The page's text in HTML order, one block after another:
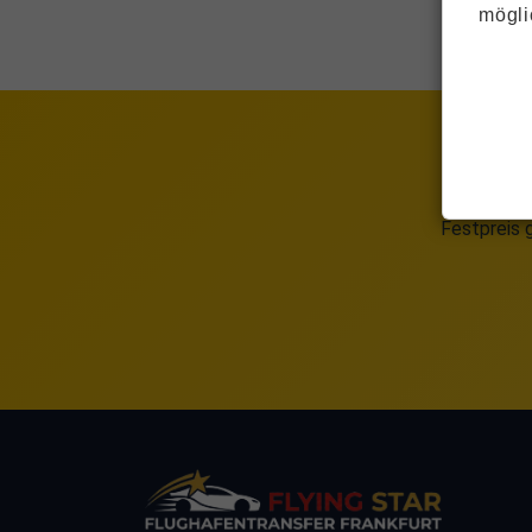
Festpreis